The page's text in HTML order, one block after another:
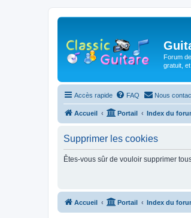
Forum
gratuit,
Accès rapide FAQ Nous
Accueil Portail Index du
Supprimer les cookies
Êtes-vous sûr de vouloir supprimer
Accueil Portail Index du